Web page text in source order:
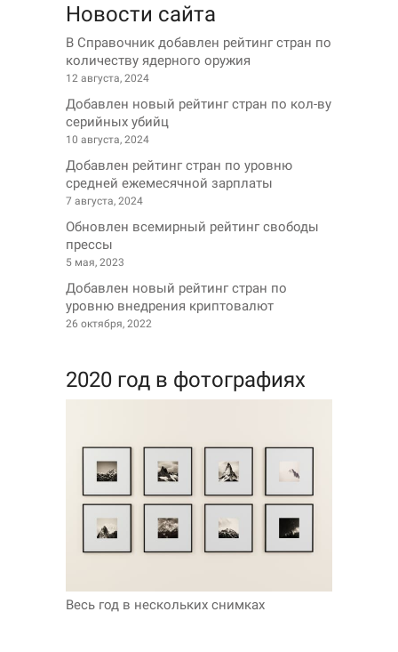
Новости сайта
В Справочник добавлен рейтинг стран по
количеству ядерного оружия
12 августа, 2024
Добавлен новый рейтинг стран по кол-ву
серийных убийц
10 августа, 2024
Добавлен рейтинг стран по уровню
средней ежемесячной зарплаты
7 августа, 2024
Обновлен всемирный рейтинг свободы
прессы
5 мая, 2023
Добавлен новый рейтинг стран по
уровню внедрения криптовалют
26 октября, 2022
2020 год в фотографиях
Весь год в нескольких снимках